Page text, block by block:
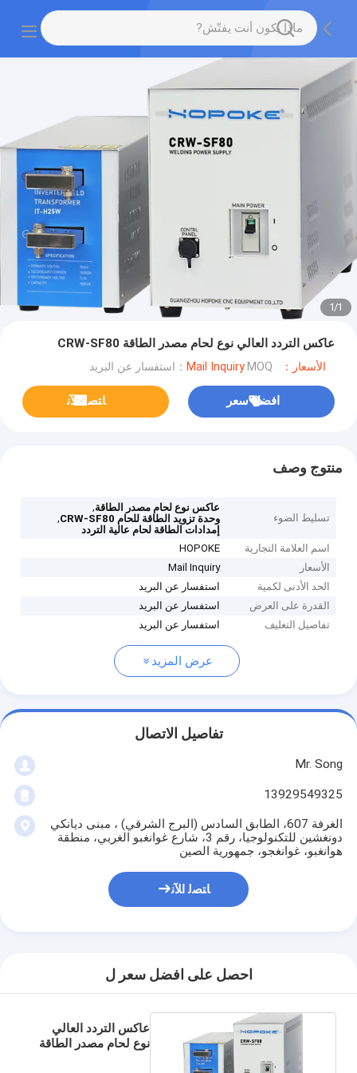
1
/
1
عاكس التردد العالي نوع لحام مصدر الطاقة CRW-SF80
الأسعار：Mail Inquiry MOQ：استفسار عن البريد
افضل سعر ﺎﺘﺼﻟ ﺍﻶﻧ
منتوج وصف
تسليط الضوء
عاكس نوع لحام مصدر الطاقة,
وحدة تزويد الطاقة للحام CRW-SF80
,
إمدادات الطاقة لحام عالية التردد
اسم العلامة التجارية
HOPOKE
الأسعار
Mail Inquiry
الحد الأدنى لكمية
استفسار عن البريد
القدرة على العرض
استفسار عن البريد
تفاصيل التغليف
استفسار عن البريد
عرض المزيد
تفاصيل الاتصال
Mr. Song
13929549325
الغرفة 607، الطابق السادس (البرج الشرقي) ، مبنى ديانكي
دونغشين للتكنولوجيا، رقم 3، شارع غوانغبو الغربي، منطقة
هوانغبو، غوانغجو، جمهورية الصين
ﺎﺘﺼﻟ ﺍﻶﻧ
احصل على افضل سعر ل
عاكس التردد العالي
نوع لحام مصدر الطاقة